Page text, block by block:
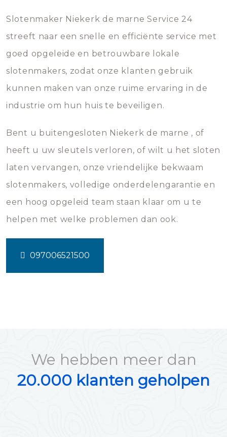
Slotenmaker Niekerk de marne Service 24
streeft naar een snelle en efficiënte service met
goed opgeleide en betrouwbare lokale
slotenmakers, zodat onze klanten gebruik
kunnen maken van onze ruime ervaring in de
industrie om hun huis te beveiligen.
Bent u buitengesloten Niekerk de marne , of
heeft u uw sleutels verloren, of wilt u het sloten
laten vervangen, onze vriendelijke bekwaam
slotenmakers, volledige onderdelengarantie en
een hoog opgeleid team staan klaar om u te
helpen met welke problemen dan ook.
097006521500
We hebben meer dan
20.000 klanten geholpen